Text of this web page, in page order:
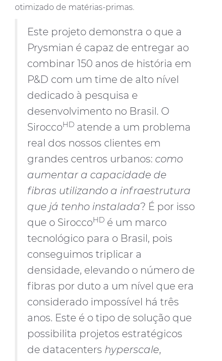
otimizado de matérias-primas.
Este projeto demonstra o que a
Prysmian é capaz de entregar ao
combinar 150 anos de história em
P&D com um time de alto nível
dedicado à pesquisa e
desenvolvimento no Brasil. O
SiroccoHD atende a um problema
real dos nossos clientes em
grandes centros urbanos: como
aumentar a capacidade de
fibras utilizando a infraestrutura
que já tenho instalada? É por isso
que o SiroccoHD é um marco
tecnológico para o Brasil, pois
conseguimos triplicar a
densidade, elevando o número de
fibras por duto a um nível que era
considerado impossível há três
anos. Este é o tipo de solução que
possibilita projetos estratégicos
de datacenters hyperscale,